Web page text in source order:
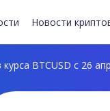
Новости
курса BTCUSD с 26